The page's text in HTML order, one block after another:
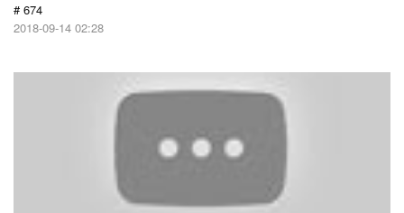
# 674
2018-09-14 02:28